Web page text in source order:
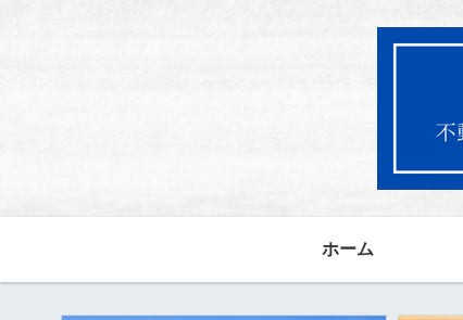
ホーム